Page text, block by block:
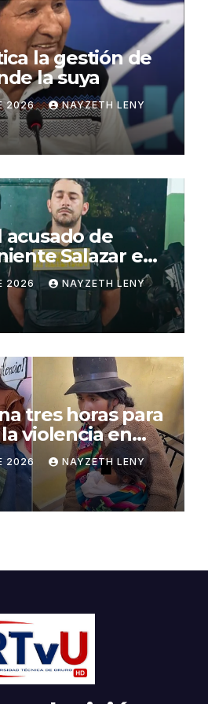
la gestión de
la suya
2026 NAYZETH LENY
acusado de
Salazar en
2026 NAYZETH LENY
tres horas para
violencia en
2026 NAYZETH LENY